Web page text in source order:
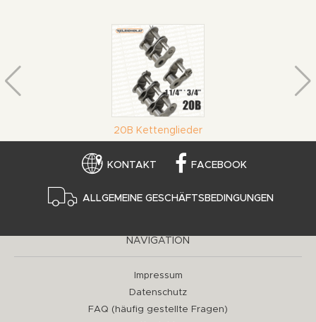
20B Kettenglieder
KONTAKT FACEBOOK
ALLGEMEINE GESCHÄFTSBEDINGUNGEN
NAVIGATION
Impressum
Datenschutz
FAQ (häufig gestellte Fragen)